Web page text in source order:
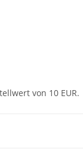
von 10 EUR.